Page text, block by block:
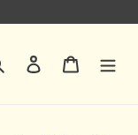
検索 ログインカート